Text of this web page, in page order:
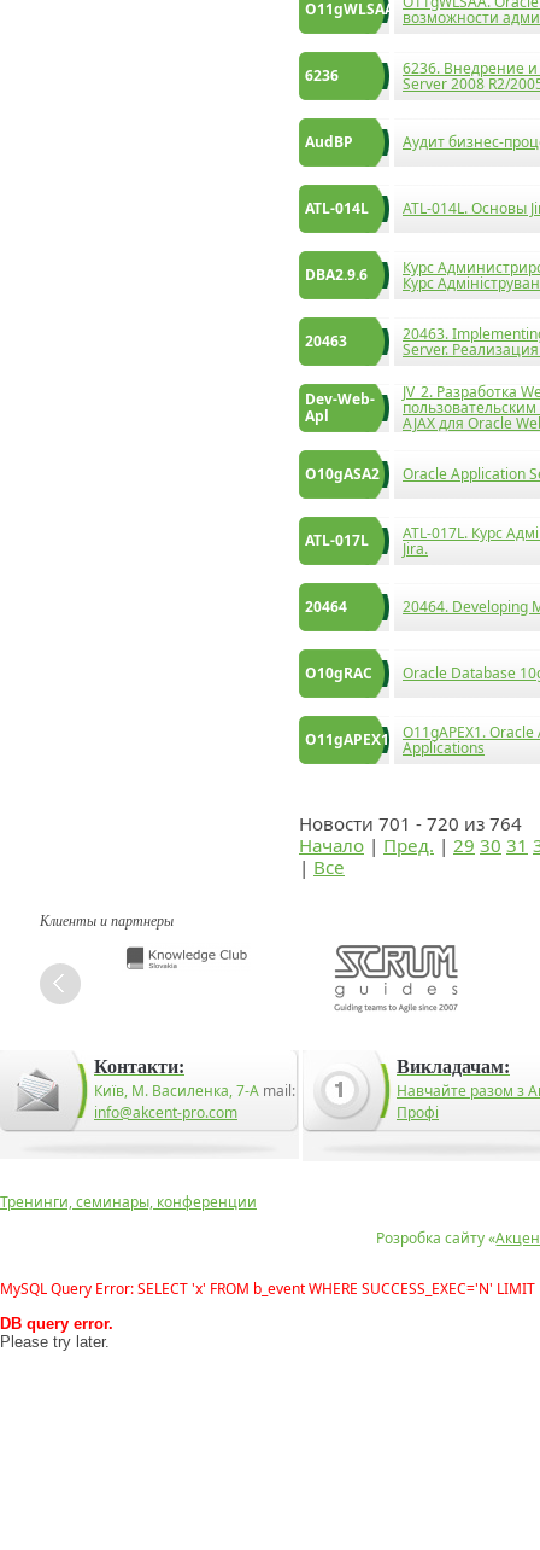
O11gWLSAA возможности
6236 6236. Внедрение и
Server 2008 R2/
AudBP Аудит бизнес-
ATL-014L ATL-014L. Основы
DBA2.9.6 Курс
Курс
20463 20463.
Server.
Dev-Web-
Apl
JV_2. Разработка
пользовательским
AJAX для Oracle
O10gASA2 Oracle Application
ATL-017L ATL-017L. Курс
Jira.
20464 20464. Developing
O10gRAC Oracle Database
O11gAPEX1 O11gAPEX1.
Applications
Новости 701 - 720 из 764
Начало | Пред. | 29 30 31
| Все
Клиенты и партнеры
Контакти:
Київ, М. Василенка, 7-А mail:
info@akcent-pro.com
Викладачам:
Навчайте разом з
Профі
Розробка сайту «
Тренинги, семинары, конференции
MySQL Query Error: SELECT 'x' FROM b_event WHERE SUCCESS_EXEC='N' LIMIT
DB query error.
Please try later.